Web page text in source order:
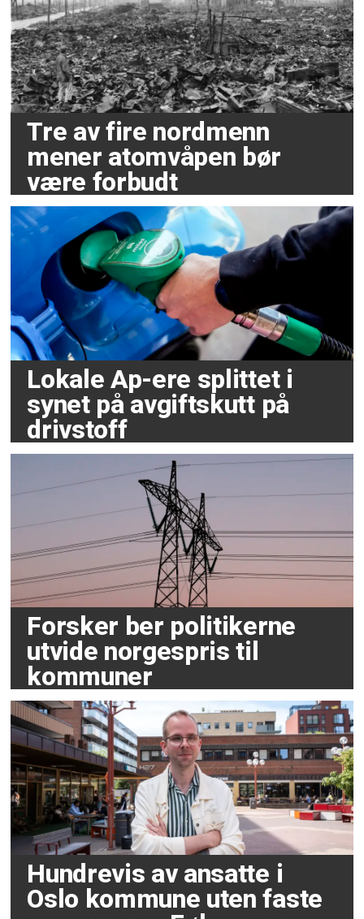
Tre av fire nordmenn
mener atomvåpen bør
være forbudt
Lokale Ap-ere splittet i
synet på avgiftskutt på
drivstoff
Forsker ber politikerne
utvide norgespris til
kommuner
Hundrevis av ansatte i
Oslo kommune uten faste